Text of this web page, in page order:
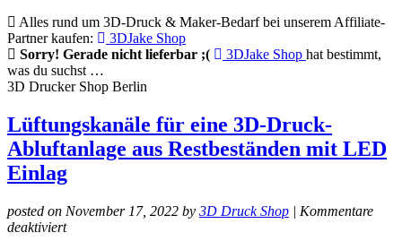
Alles rund um 3D-Druck & Maker-Bedarf bei unserem Affiliate-
Partner kaufen:
3DJake Shop
Sorry! Gerade nicht lieferbar ;(
3DJake Shop hat bestimmt,
was du suchst …
3D Drucker Shop Berlin
Lüftungskanäle für eine 3D-Druck-
Abluftanlage aus Restbeständen mit LED
Einlag
posted on November 17, 2022 by 3D Druck Shop | Kommentare
deaktiviertfür